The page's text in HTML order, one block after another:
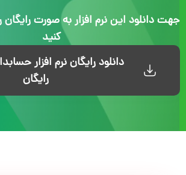
جهت دانلود این نرم افزار به صورت
کنید
دانلود رایگان نرم افزار
رایگان